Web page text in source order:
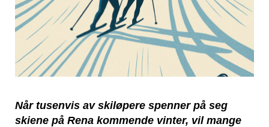
Når tusenvis av skiløpere spenner på seg
skiene på Rena kommende vinter, vil mange